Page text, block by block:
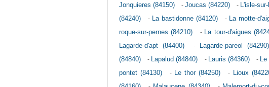
Jonquieres (84150)
- Joucas (84220) - L'isle-
(84240)
- La bastidonne (84120) - La motte-
roque-sur-pernes (84210)
- La tour-d'aigues
Lagarde-d'apt (84400)
- Lagarde-pareol (84290)
(84840)
- Lapalud (84840) - Lauris (84360) -
pontet (84130)
- Le thor (84250) - Lioux